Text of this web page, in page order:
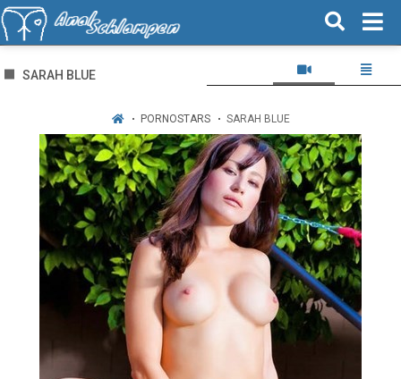
SARAH BLUE
PORNOSTARS SARAH BLUE